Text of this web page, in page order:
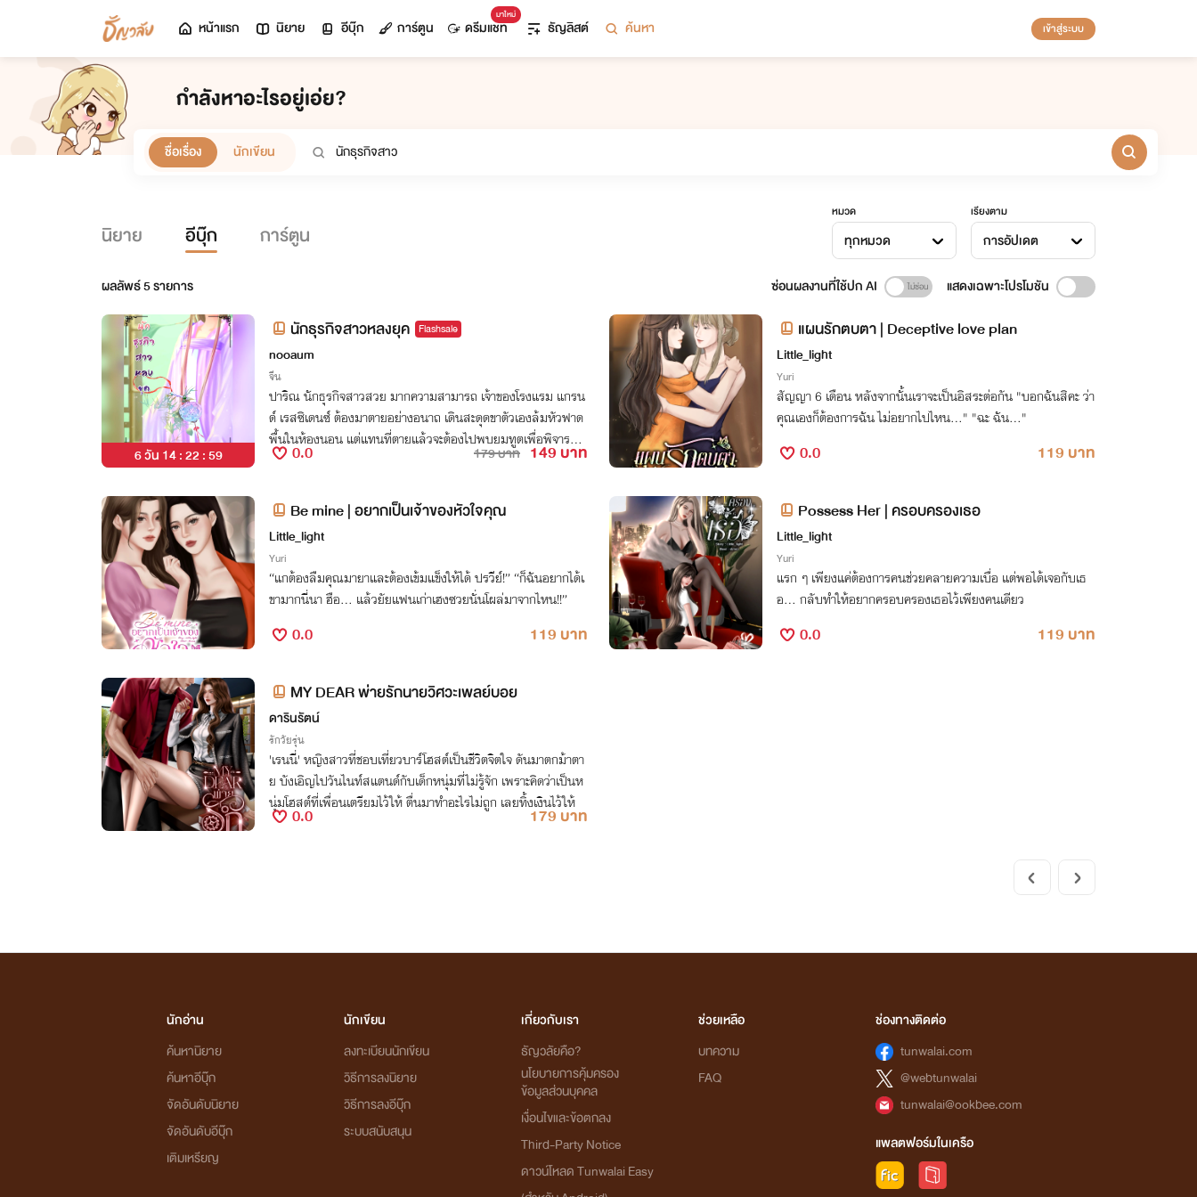
หน้าแรก นิยาย อีบุ๊ก การ์ตูน
มาใหม่
ดรีมแชท ธัญลิสต์ ค้นหา เข้าสู่ระบบ
กำลังหาอะไรอยู่เอ่ย?
ชื่อเรื่อง นักเขียน
นิยาย อีบุ๊ก การ์ตูน
หมวด
ทุกหมวด
เรียงตาม
การอัปเดต
ผลลัพธ์5รายการ ซ่อนผลงานที่ใช้ปก AI แสดงเฉพาะโปรโมชัน
6 วัน 14 : 22 : 59
นักธุรกิจสาวหลงยุค Flashsale
nooaum
จีน
ปาริณ นักธุรกิจสาวสวย มากความสามารถ เจ้าของโรงแรม แกรน
ด์ เรสซิเดนซ์ ต้องมาตายอย่างอนาถ เดินสะดุดขาตัวเองล้มหัวฟาด
พื้นในห้องนอน แต่แทนที่ตายแล้วจะต้องไปพบยมทูตเพื่อพิจารณา
ว่าจะไปนรกหรือสวรรค์ แต่เธอดันฟื้นขึ้นมาในร่างของเด็กสาว แถ
0.0 179 บาท 149 บาท
แผนรักตบตา | Deceptive love plan
Little_light
Yuri
สัญญา 6 เดือน หลังจากนั้นเราจะเป็นอิสระต่อกัน "บอกฉันสิคะ ว่า
คุณเองก็ต้องการฉัน ไม่อยากไปไหน..." "ฉะ ฉัน..."
0.0 119 บาท
Be mine | อยากเป็นเจ้าของหัวใจคุณ
Little_light
Yuri
“แกต้องลืมคุณมายาและต้องเข้มแข็งให้ได้ ปรวีย์!” “ก็ฉันอยากได้เ
ขามากนี่นา ฮือ... แล้วยัยแฟนเก่าเฮงซวยนั่นโผล่มาจากไหน!!”
0.0 119 บาท
Possess Her | ครอบครองเธอ
Little_light
Yuri
แรก ๆ เพียงแค่ต้องการคนช่วยคลายความเบื่อ แต่พอได้เจอกับเธ
อ… กลับทำให้อยากครอบครองเธอไว้เพียงคนเดียว
0.0 119 บาท
MY DEAR พ่ายรักนายวิศวะเพลย์บอย
ดารินรัตน์
รักวัยรุ่น
'เรนนี่' หญิงสาวที่ชอบเที่ยวบาร์โฮสต์เป็นชีวิตจิตใจ ดันมาตกม้าตา
ย บังเอิญไปวันไนท์สแตนด์กับเด็กหนุ่มที่ไม่รู้จัก เพราะคิดว่าเป็นห
นุ่มโฮสต์ที่เพื่อนเตรียมไว้ให้ ตื่นมาทำอะไรไม่ถูก เลยทิ้งเงินไว้ให้
0.0 179 บาท
นักอ่าน
ค้นหานิยาย
ค้นหาอีบุ๊ก
จัดอันดับนิยาย
จัดอันดับอีบุ๊ก
เติมเหรียญ
นักเขียน
ลงทะเบียนนักเขียน
วิธีการลงนิยาย
วิธีการลงอีบุ๊ก
ระบบสนับสนุน
เกี่ยวกับเรา
ธัญวลัยคือ?
นโยบายการคุ้มครอง
ข้อมูลส่วนบุคคล
เงื่อนไขและข้อตกลง
Third-Party Notice
ดาวน์โหลด Tunwalai Easy
ช่วยเหลือ
บทความ
FAQ
ช่องทางติดต่อ
tunwalai.com
@webtunwalai
tunwalai@ookbee.com
แพลตฟอร์มในเครือ